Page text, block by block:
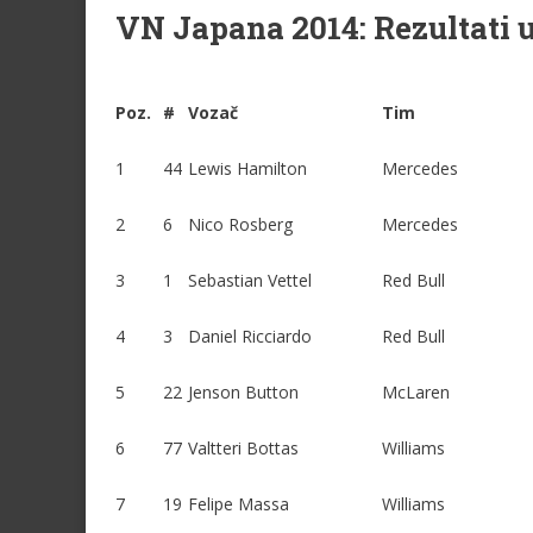
VN Japana 2014: Rezultati
Poz. # Vozač Tim
1 44 Lewis Hamilton Mercedes
2 6 Nico Rosberg Mercedes
3 1 Sebastian Vettel Red Bull
4 3 Daniel Ricciardo Red Bull
5 22 Jenson Button McLaren
6 77 Valtteri Bottas Williams
7 19 Felipe Massa Williams